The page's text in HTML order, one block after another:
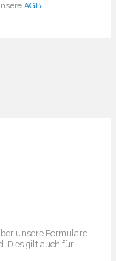
AGB.
unsere Formulare
Dies gilt auch für